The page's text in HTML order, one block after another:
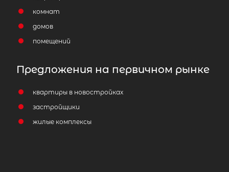
комнат
домов
помещений
Предложения на первичном рынке
квартиры в новостройках
застройщики
жилые комплексы